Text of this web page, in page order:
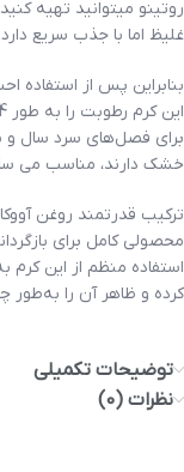
روتینو میتوانید تهیه
غلیظ اما با جذب سریع دارد.
بنابراین پس از
برای فصل‌های سرد سال و
خشک دارند، مناسب می‌
ترکیب قدرتمند روغن
محصولی کامل برای
استفاده منظم از این
کرده و ظاهر آن را
توضیحات تکمیلی
نظرات (0)